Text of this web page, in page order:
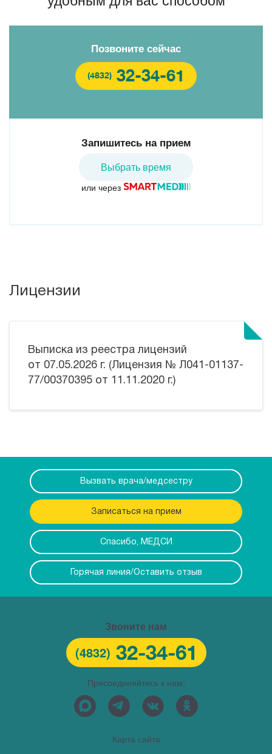
Позвоните сейчас
(4832) 32-34-61
Запишитесь на прием
Выбрать время
или через
Лицензии
Выписка из реестра лицензий
от 07.05.2026 г. (Лицензия № Л041-01137-
77/00370395 от 11.11.2020 г.)
Вызвать врача/медсестру
Записаться на прием
Спасибо, МЕДСИ
Горячая линия/Оставить отзыв
Звоните нам
(4832) 32-34-61
Присоединяйтесь к нам:
Карта сайта